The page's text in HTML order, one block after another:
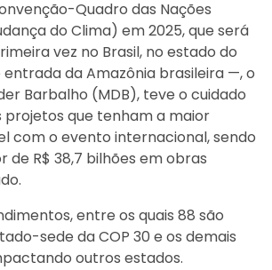
Quadro das Nações
do Clima) em 2025, que será
vez no Brasil, no estado do
da Amazônia brasileira —, o
Barbalho (MDB), teve o cuidado
projetos que tenham a maior
com o evento internacional, sendo
de R$ 38,7 bilhões em obras
entre os quais 88 são
sede da COP 30 e os demais
outros estados.